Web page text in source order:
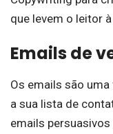
que levem o leitor
Emails de
Os emails são
a sua lista de
emails